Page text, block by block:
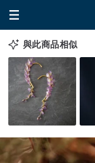
與此商品相似